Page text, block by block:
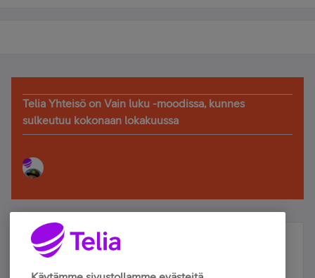
Telia Yhteisö on Vain luku -moodissa, kunnes
sulkeutuu kokonaan lokakuussa
Älä jää paitsi – osallistu ja voita!
Tilaa Telian uutiskirje ja olet mukana arvonnassa.